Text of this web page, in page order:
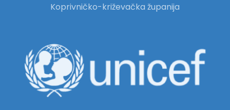
Koprivničko-križevačka županija